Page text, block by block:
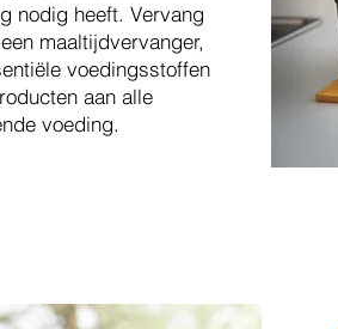
nodig heeft. Vervang
maaltijdvervanger,
voedingsstoffen
aan alle
voeding.